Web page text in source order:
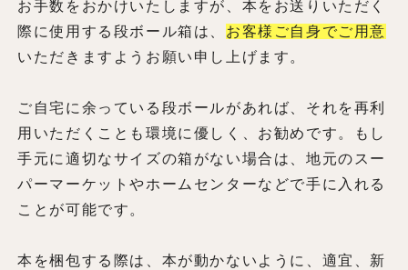
お手数をおかけいたしますが、本をお送りいただく
際に使用する段ボール箱は、 お客様ご自身でご用意
いただきますようお願い申し上げます。
ご自宅に余っている段ボールがあれば、それを再利
用いただくことも環境に優しく、お勧めです。もし
手元に適切なサイズの箱がない場合は、地元のスー
パーマーケットやホームセンターなどで手に入れる
ことが可能です。
本を梱包する際は、本が動かないように、適宜、新